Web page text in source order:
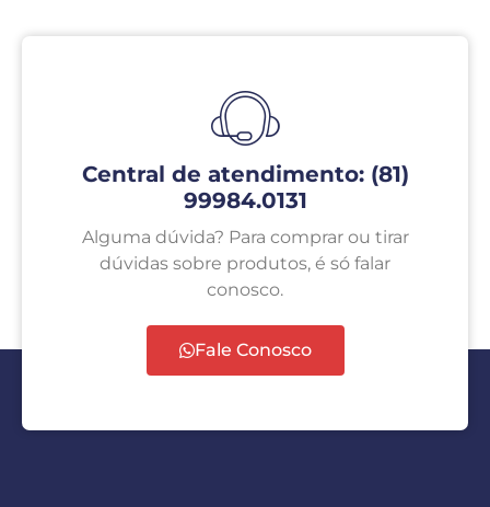
Central de atendimento: (81)
99984.0131
Alguma dúvida? Para comprar ou tirar
dúvidas sobre produtos, é só falar
conosco.
Fale Conosco